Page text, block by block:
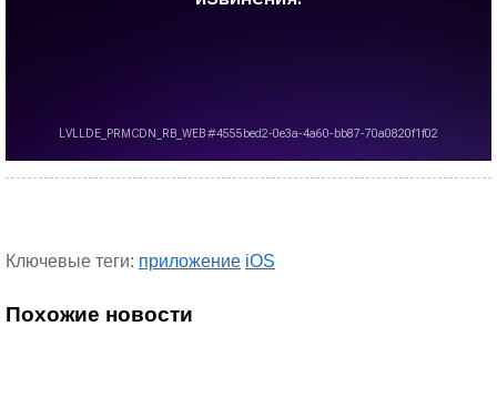
Ключевые теги: приложение iOS
Похожие новости